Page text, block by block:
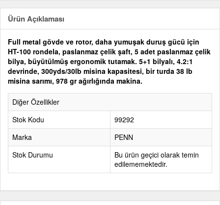
Ürün Açıklaması
Full metal gövde ve rotor, daha yumuşak duruş gücü için
HT-100 rondela, paslanmaz çelik şaft, 5 adet paslanmaz çelik
bilya, büyütülmüş ergonomik tutamak. 5+1 bilyalı, 4.2:1
devrinde, 300yds/30lb misina kapasitesi, bir turda 38 lb
misina sarımı, 978 gr ağırlığında makina.
Diğer Özellikler
Stok Kodu
99292
Marka
PENN
Stok Durumu
Bu ürün geçici olarak temin
edilememektedir.